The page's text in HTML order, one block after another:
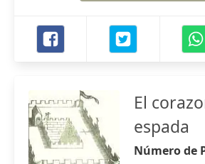
El
espada
Número de